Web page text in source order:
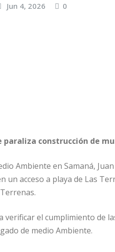
Jun 4, 2026 0
construcción de
Ambiente en Samaná,
un acceso a playa de Las
verificar el cumplimiento de
de medio Ambiente.